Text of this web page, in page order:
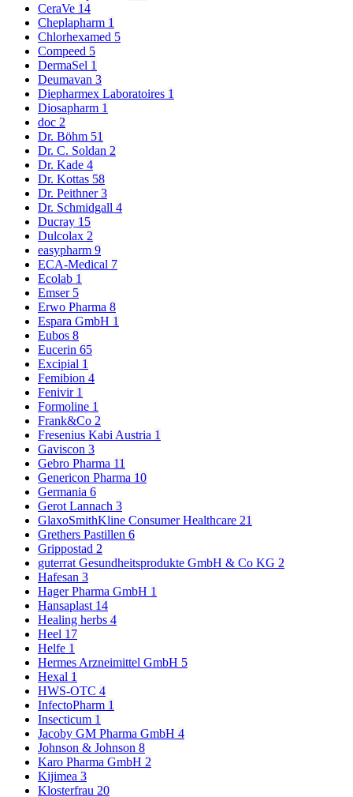
CeraVe 14
Cheplapharm 1
Chlorhexamed 5
Compeed 5
DermaSel 1
Deumavan 3
Diepharmex Laboratoires 1
Diosapharm 1
doc 2
Dr. Böhm 51
Dr. C. Soldan 2
Dr. Kade 4
Dr. Kottas 58
Dr. Peithner3
Dr. Schmidgall 4
Ducray 15
Dulcolax 2
easypharm 9
ECA-Medical 7
Ecolab 1
Emser 5
Erwo Pharma 8
Espara GmbH 1
Eubos 8
Eucerin 65
Excipial 1
Femibion 4
Fenivir 1
Formoline 1
Frank&Co 2
Fresenius Kabi Austria 1
Gaviscon 3
Gebro Pharma 11
Genericon Pharma 10
Germania 6
Gerot Lannach 3
GlaxoSmithKline Consumer Healthcare 21
Grethers Pastillen 6
Grippostad 2
guterrat Gesundheitsprodukte GmbH & Co KG 2
Hafesan 3
Hager Pharma GmbH 1
Hansaplast 14
Healing herbs 4
Heel 17
Helfe 1
Hermes Arzneimittel GmbH 5
Hexal 1
HWS-OTC 4
InfectoPharm 1
Insecticum 1
Jacoby GM Pharma GmbH 4
Johnson & Johnson 8
Karo Pharma GmbH 2
Kijimea 3
Klosterfrau 20